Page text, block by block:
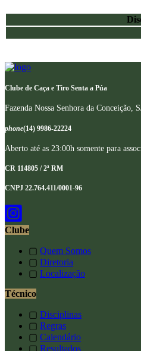
Clube de Caça e Tiro Senta a Púa
Fazenda Nossa Senhora da
phone(14) 9986-22224
Aberto até as 23:00h somente para
CR 114805 / 2ª RM
CNPJ 22.764.411/0001-96
Clube
▢ Quem Somos
▢ Diretoria
▢ Localização
Técnico
▢ Disciplinas
▢ Regras
▢ Calendário
▢ Resultados